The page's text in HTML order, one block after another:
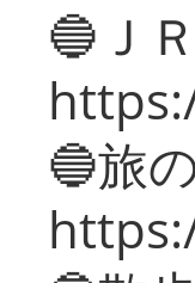
🔵Ｊ
🔵旅